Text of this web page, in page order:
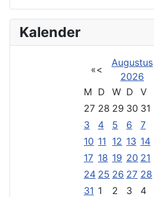
Kalender
«<
Augustus
2026
M D W D V
27 28 29 30 31
3
4 5 6 7
10 11 12 13 14
17 18 19 20 21
24 25 26 27 28
31 1 2 3 4